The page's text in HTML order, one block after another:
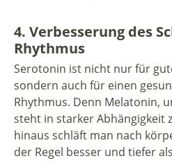
4. Verbesserung des
Rhythmus
Serotonin ist nicht nur für
sondern auch für einen
Rhythmus. Denn Melatonin,
steht in starker Abhängigkeit
hinaus schläft man nach
der Regel besser und tiefer